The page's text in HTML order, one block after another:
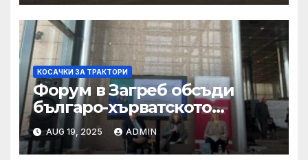
КОСАЧКИ ЗА ТРАКТОРИ
Форум в Загреб обсъди
българо-хърватското
сътрудничество
AUG 19, 2025 ADMIN